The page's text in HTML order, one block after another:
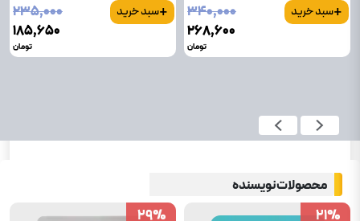
+سبد خرید
۳۴۰٬۰۰۰
۲۶۸٬۶۰۰
تومان
+سبد خرید
۲۳۵٬۰۰۰
۱۸۵٬۶۵۰
تومان
محصولات نویسنده
21%
21%
29%
29%